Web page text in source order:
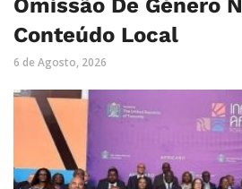
Omissão De Género
Conteúdo Local
6 de Agosto, 2026